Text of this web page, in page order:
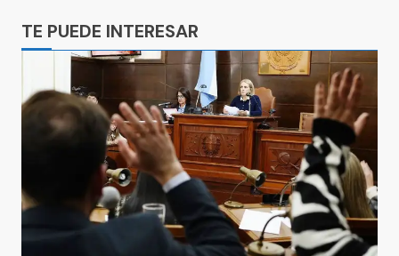
TE PUEDE INTERESAR